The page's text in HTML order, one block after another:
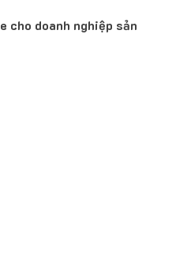
cho doanh nghiệp sản